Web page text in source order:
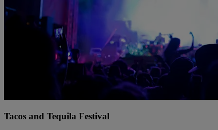
Tacos and Tequila Festival